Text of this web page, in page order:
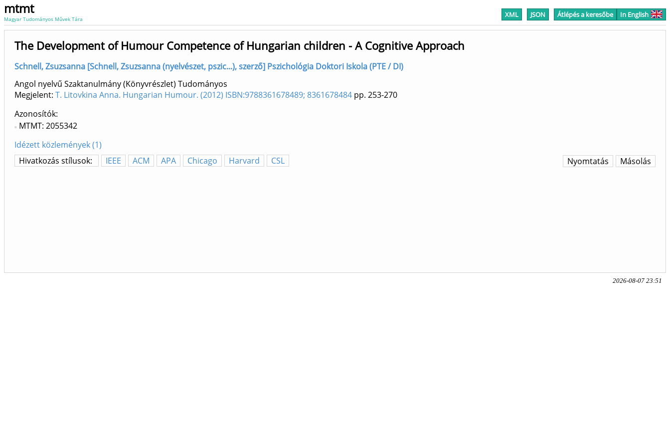
mtmt
Magyar Tudományos Művek Tára XML JSON Átlépés a keresőbe In English
The Development of Humour Competence of Hungarian children - A Cognitive Approach
Schnell, Zsuzsanna [Schnell, Zsuzsanna (nyelvészet, pszic...), szerző] Pszichológia Doktori Iskola (PTE / DI)
Angol nyelvű Szaktanulmány (Könyvrészlet) Tudományos
Megjelent: T. Litovkina Anna. Hungarian Humour. (2012) ISBN:9788361678489; 8361678484 pp. 253-270
Azonosítók
MTMT: 2055342
Idézett közlemények (1)
Hivatkozás stílusok:
IEEE ACM APA Chicago Harvard CSL Másolás
Nyomtatás
2026-08-07 23:51